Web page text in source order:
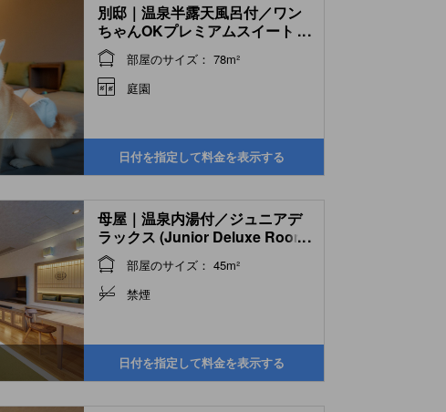
別邸｜温泉半露天風呂付／ワン
ちゃんOKプレミアムスイート
(Room)
...
部屋のサイズ： 78m²
庭園
日付を指定して料金を表示する
母屋｜温泉内湯付／ジュニアデ
ラックス (Junior Deluxe Room
with Indoor Hot Spring Bath
(Main Building))
...
部屋のサイズ： 45m²
禁煙
日付を指定して料金を表示する